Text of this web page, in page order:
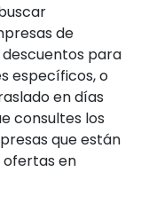
de
descuentos para
específicos, o
en días
consultes los
que están
ofertas en